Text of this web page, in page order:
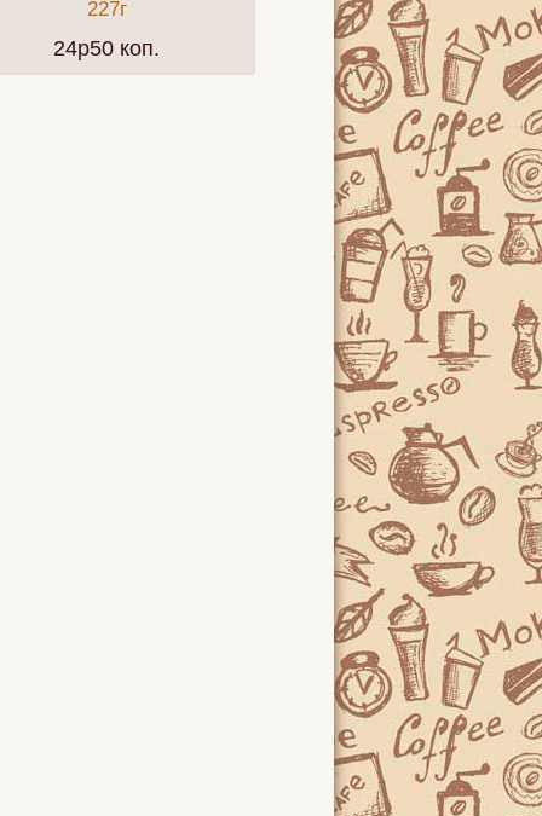
Хризантема
227г
24p50 коп.
растворимый 100 г
32p00 коп.